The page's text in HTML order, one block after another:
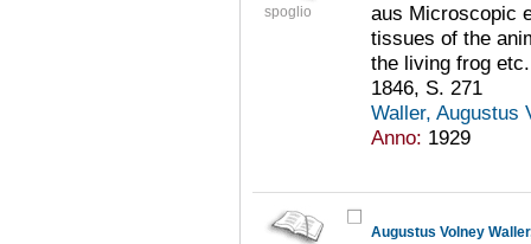
spoglio
aus Microscopic
tissues of the
the living frog
1846, S. 271
Waller, Augustus
Anno: 1929